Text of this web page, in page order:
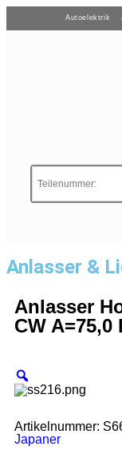
Anlasser &
Anlasser
CW A=75,0
Artikelnummer:
Japaner